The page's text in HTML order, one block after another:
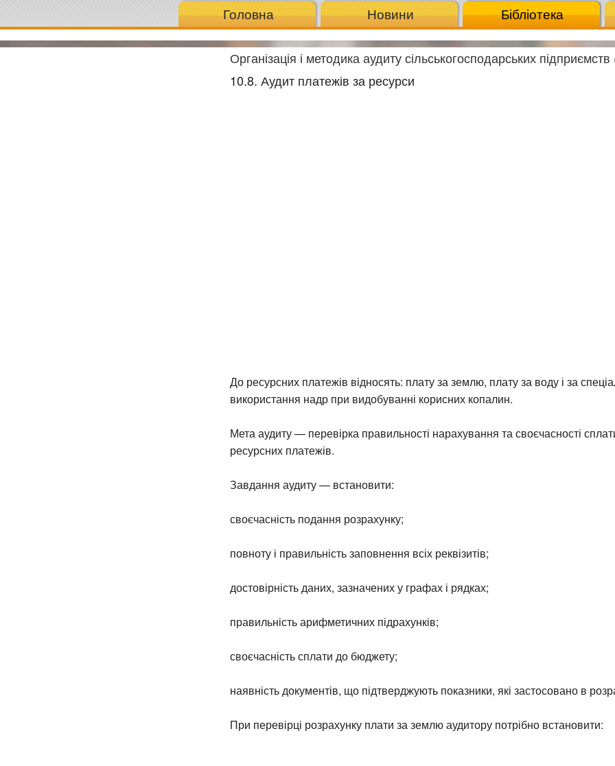
Головна Новини Бібліотека
Організація і методика аудиту сільськогосподарських
10.8. Аудит платежів за ресурси
До ресурсних платежів відносять: плату за землю, плату за воду і за
використання надр при видобуванні корисних копалин.
Мета аудиту — перевірка правильності нарахування та своєчасності
ресурсних платежів.
Завдання аудиту — встановити:
своєчасність подання розрахунку;
повноту і правильність заповнення всіх реквізитів;
достовірність даних, зазначених у графах і рядках;
правильність арифметичних підрахунків;
своєчасність сплати до бюджету;
наявність документів, що підтверджують показники, які застосовано в
При перевірці розрахунку плати за землю аудитору потрібно встановити: